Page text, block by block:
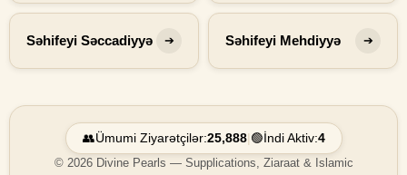
Səhifeyi Səccadiyyə ➔ Səhifeyi Mehdiyyə ➔
👥Ümumi Ziyarətçilər:25,888| 🟢 İndi Aktiv:4
© 2026 Divine Pearls — Supplications, Ziaraat & Islamic